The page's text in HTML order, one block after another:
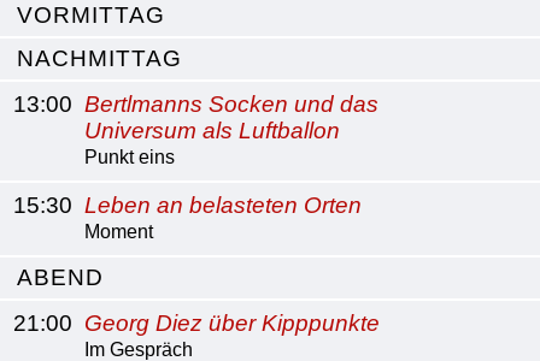
VORMITTAG
NACHMITTAG
13:00 Bertlmanns Socken und das
Universum als Luftballon
Punkt eins
15:30 Leben an belasteten Orten
Moment
ABEND
21:00 Georg Diez über Kipppunkte
Im Gespräch